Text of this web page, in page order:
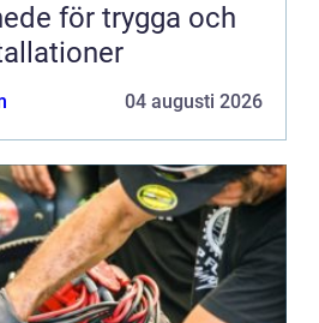
för trygga och
04 augusti 2026